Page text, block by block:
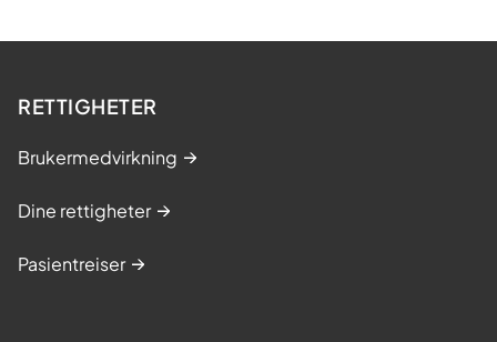
RETTIGHETER
Brukermedvirkning
Dine rettigheter
Pasientreiser